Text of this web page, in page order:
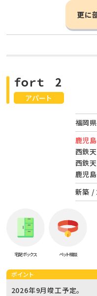
更に
アパート
ｆｏｒｔ 2
福岡
鹿児
西鉄
西鉄
鹿児
新築 /
宅配ボックス ペット相談
ポイント
2026年9月竣工予定。